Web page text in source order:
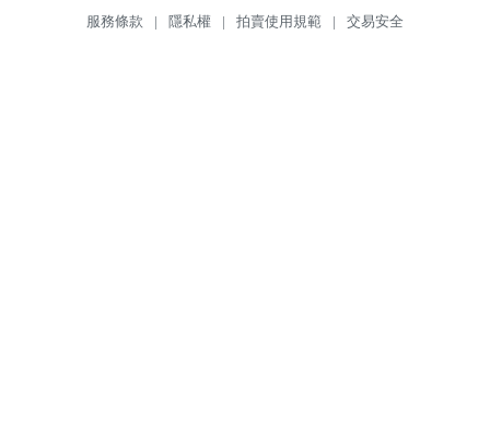
服務條款 | 隱私權 | 拍賣使用規範 | 交易安全